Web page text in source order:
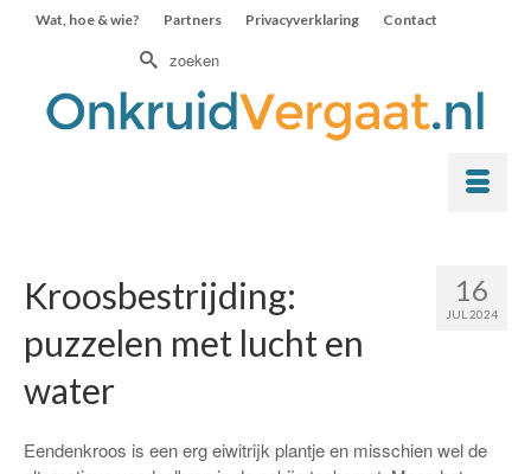
Wat, hoe & wie? Partners Privacyverklaring Contact
Zoek
16
JUL 2024
Kroosbestrijding:
puzzelen met lucht en
water
Eendenkroos is een erg eiwitrijk plantje en misschien wel de